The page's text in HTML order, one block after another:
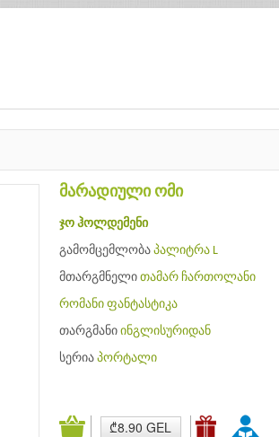
მარადიული ომი
ჯო ჰოლდემენი
გამომცემლობა პალიტრა L
მთარგმნელი თამარ ჩართოლანი
რომანი ფანტასტიკა
თარგმანი ინგლისურიდან
სერია პორტალი
₾8.90 GEL